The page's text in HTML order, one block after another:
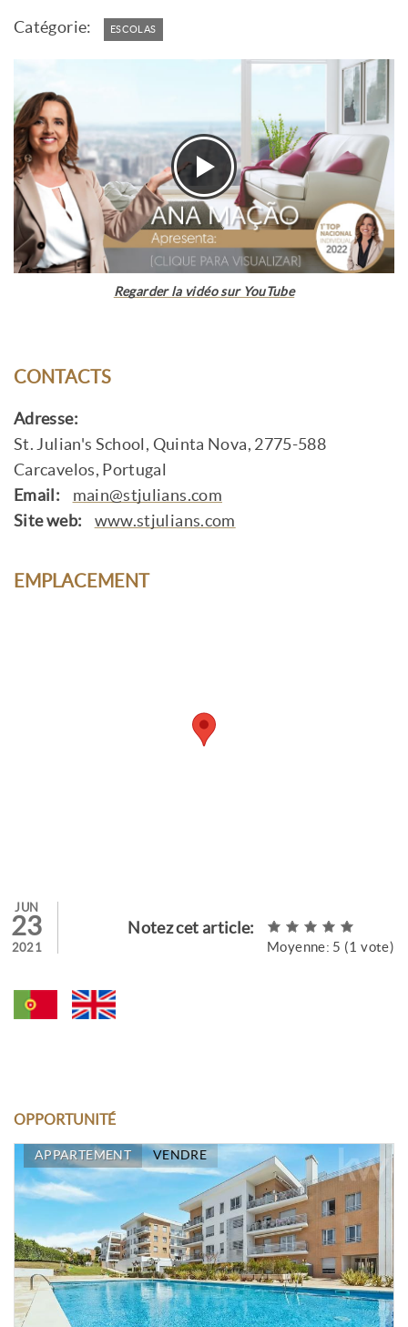
Catégorie: ESCOLAS
Regarder la vidéo sur YouTube
CONTACTS
Adresse:
St. Julian's School, Quinta Nova, 2775-588
Carcavelos, Portugal
Email:
main@stjulians.com
Site web:
www.stjulians.com
EMPLACEMENT
Notez cet article:
Moyenne: 5 (1 vote)
JUN
23
2021
OPPORTUNITÉ
APPARTEMENT VENDRE